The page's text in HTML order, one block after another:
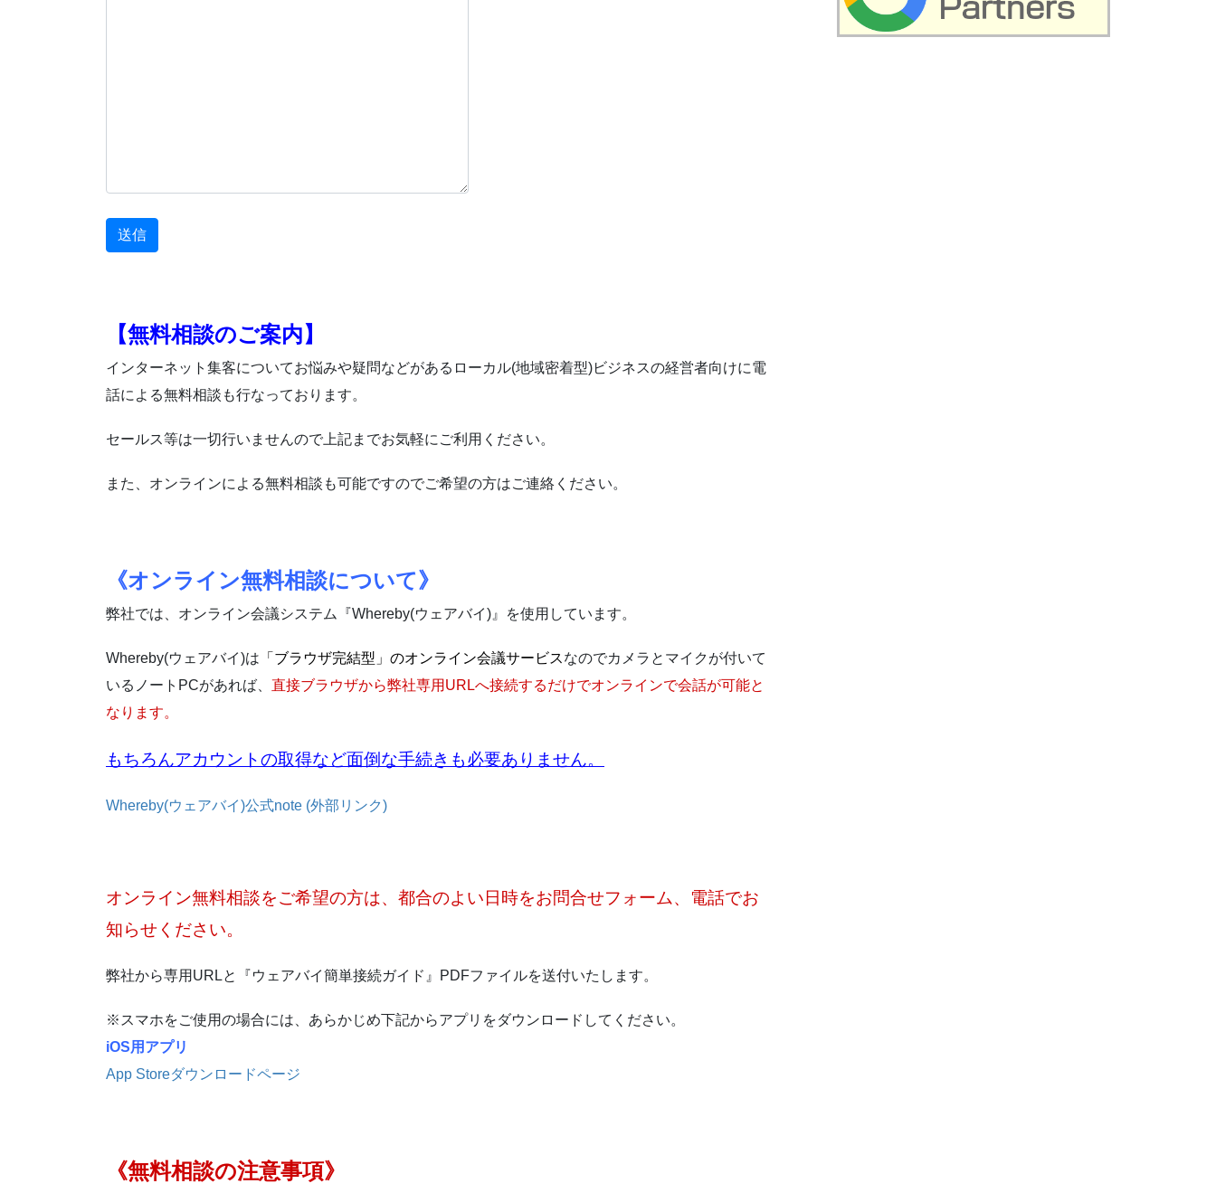
【無料相談のご案内】
インターネット集客についてお悩みや疑問などがあるローカル(地域密着型)ビジネスの経営者向けに電
話による無料相談も行なっております。
セールス等は一切行いませんので上記までお気軽にご利用ください。
また、オンラインによる無料相談も可能ですのでご希望の方はご連絡ください。
《オンライン無料相談について》
弊社では、オンライン会議システム『Whereby(ウェアバイ)』を使用しています。
Whereby(ウェアバイ)は 「ブラウザ完結型」のオンライン会議サービスなのでカメラとマイクが付いて
いるノートPCがあれば、 直接ブラウザから弊社専用URLへ接続するだけでオンラインで会話が可能と
なります。
もちろんアカウントの取得など面倒な手続きも必要ありません。
Whereby(ウェアバイ)公式note (外部リンク)
オンライン無料相談をご希望の方は、都合のよい日時をお問合せフォーム、電話でお
知らせください。
弊社から専用URLと『ウェアバイ簡単接続ガイド』PDFファイルを送付いたします。
※スマホをご使用の場合には、あらかじめ下記からアプリをダウンロードしてください。
iOS用アプリ
App Storeダウンロードページ
《無料相談の注意事項》